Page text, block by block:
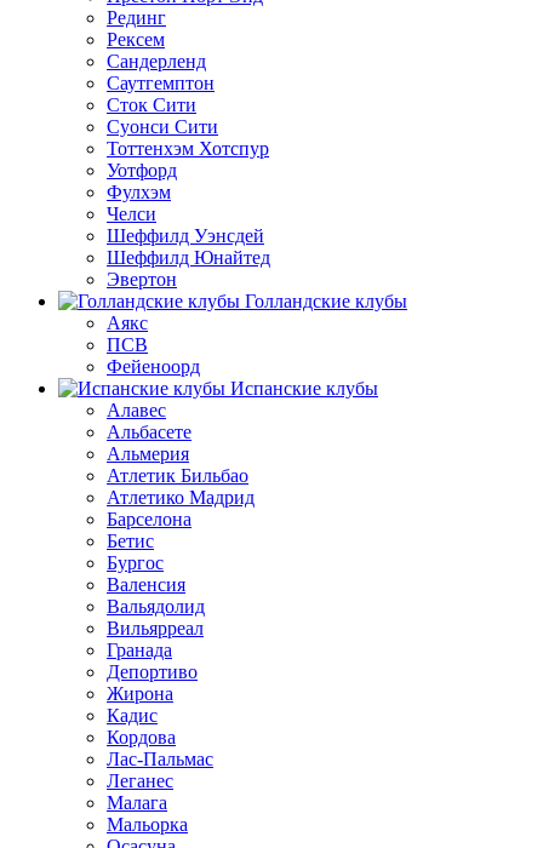
Рединг
Рексем
Сандерленд
Саутгемптон
Сток Сити
Суонси Сити
Тоттенхэм Хотспур
Уотфорд
Фулхэм
Челси
Шеффилд Уэнсдей
Шеффилд Юнайтед
Эвертон
Голландские клубы
Аякс
ПСВ
Фейеноорд
Испанские клубы
Алавес
Альбасете
Альмерия
Атлетик Бильбао
Атлетико Мадрид
Барселона
Бетис
Бургос
Валенсия
Вальядолид
Вильярреал
Гранада
Депортиво
Жирона
Кадис
Кордова
Лас-Пальмас
Леганес
Малага
Мальорка